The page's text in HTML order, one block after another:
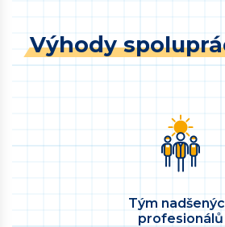
Výhody
Tým
profesionálů